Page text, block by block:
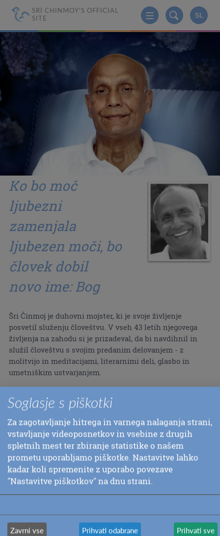
SRI CHINMOY'S OFFICIAL
SITE
SL
Ko bo moč
ljubezni
zamenjala
ljubezen moči, bo
človek dobil
novo ime: Bog
Šri Činmoj je duhovni mojster, ki je svoje življenje
posvetil služenju človeštvu. V vseh 43 letih njegovega
življenja na zahodu si je prizadeval, da bi navdihnil in
služil človeštvu s svojim predanim delovanjem - z
molitvijo in meditacijami, literarnimi deli, glasbo in
umetniškim ustvarjanjem.
Upamo, da vas bodo preprostost, čistost in luč Šri
Činmojevih prispevkov na teh straneh navdihnile!
Soglasje s piškotki
Za zagotavljanje hitrega in varnega nalaganja strani,
vstavljanje videoposnetkov in vsebine z drugih
spletnih mest ter zbiranje statistike o našem
prometu uporabljamo piškotke. Nastavitve lahko
kadar koli spremenite z uporabo povezave
"Nastavitve piškotkov" na dnu strani.
Zavrni vse Prihvati odabrane Prihvati sve